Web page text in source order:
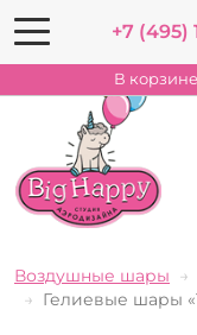
+7 (495)
В
Воздушные шары
Гелиевые шары